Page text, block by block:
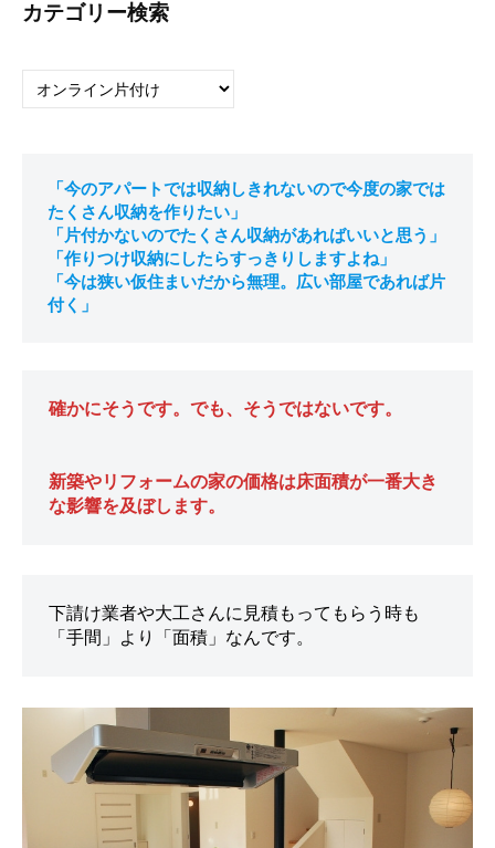
カテゴリー検索
カ
「今のアパートでは収納しきれないので今度の家では
たくさん収納を作りたい」
「片付かないのでたくさん収納があればいいと思う」
「作りつけ収納にしたらすっきりしますよね」
「今は狭い仮住まいだから無理。広い部屋であれば片
付く」
確かにそうです。でも、そうではないです。
新築やリフォームの家の価格は床面積が一番大き
な影響を及ぼします。
下請け業者や大工さんに見積もってもらう時も
「手間」より「面積」なんです。